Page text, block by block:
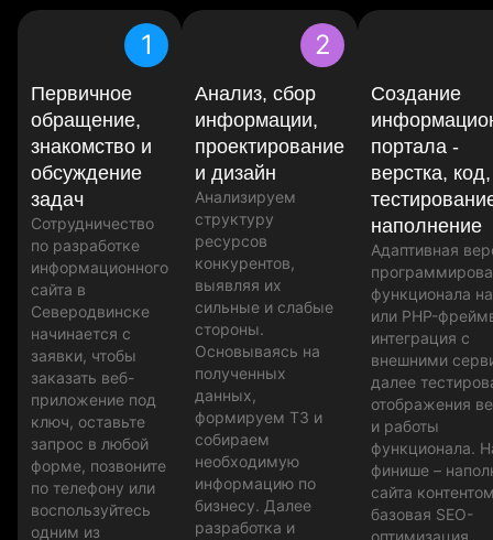
1
Первичное
обращение,
знакомство и
обсуждение
задач
Сотрудничество
по разработке
информационного
сайта в
Северодвинске
начинается с
заявки, чтобы
заказать веб-
приложение под
ключ, оставьте
запрос в любой
форме, позвоните
по телефону или
воспользуйтесь
одним из
2
Анализ, сбор
информации,
проектирование
и дизайн
Анализируем
структуру
ресурсов
конкурентов,
выявляя их
сильные и слабые
стороны.
Основываясь на
полученных
данных,
формируем ТЗ и
собираем
необходимую
информацию по
бизнесу. Далее
разработка и
Создание
портала -
верстка, код,
наполнение
Адаптивная
функционала
или PHP-
интеграция с
внешними
далее
отображения
и работы
функционала.
финише –
сайта
базовая SEO-
оптимизация.